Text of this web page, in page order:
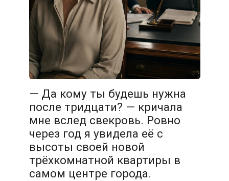
— Да кому ты будешь нужна
после тридцати? — кричала
мне вслед свекровь. Ровно
через год я увидела её с
высоты своей новой
трёхкомнатной квартиры в
самом центре города.